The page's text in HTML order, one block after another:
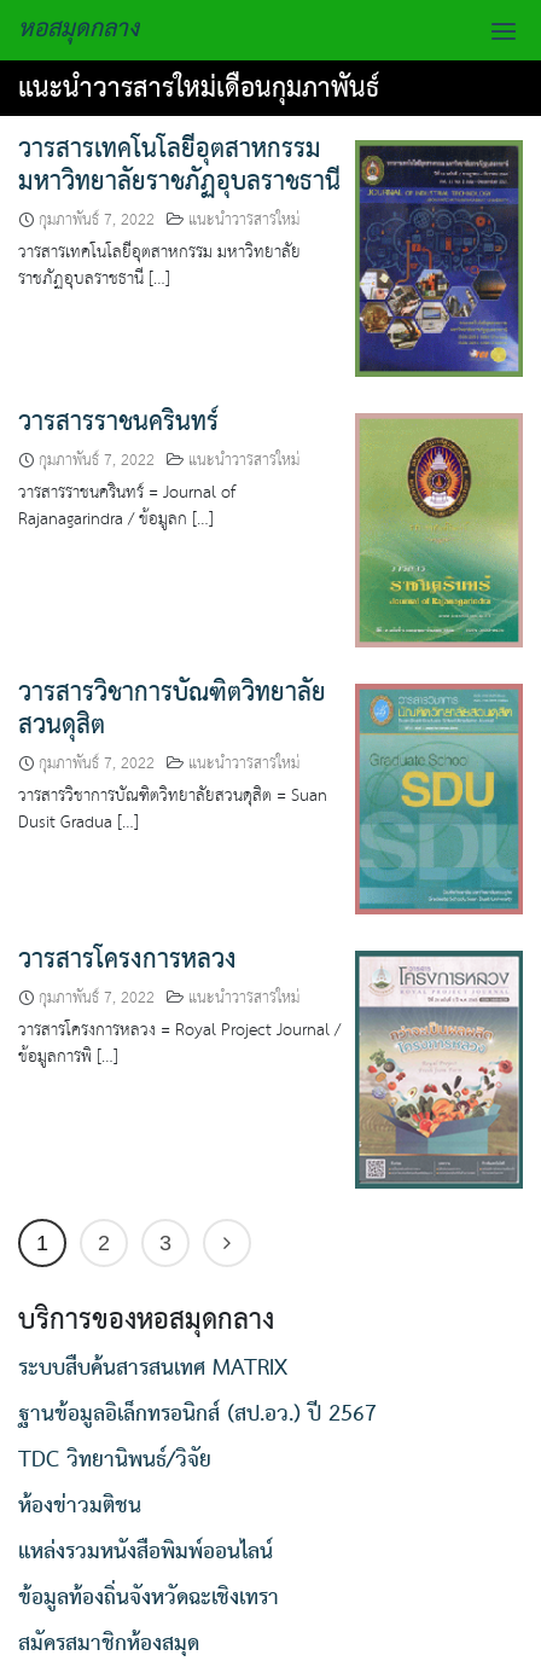
Skip
content
AEC Asian
E BOOK
E Books
การสมัครสมาชิกและต่ออายุบัตร11
การเข้าใช้ฐานข้อมูลอิเล็กทรอนิกส์จากเครือข่าย
ข้อมูลท้องถิ่นจังหวัดฉะเชิงเทรา
คู่มือการใช้ฐานข้อมูล
ฐานข้อมูลอิเล็กทรอนิกส์ (สป.อว.) ปี 2567 จำนวน 8
ฐาน
ติดต่อบรรณรักษ์
ทดสอบ
รหัสผ่าน มติชนออนไลน์
ระเบียบบริการยืม – คืน
แนะนำ e-book ฐานข้อมูล EBSCO จำนวน 22 เล่ม
ค้นหา
หอสมุดกลาง
แนะนำวารสารใหม่เดือนกุมภาพันธ์
วารสารเทคโนโลยีอุตสาหกรรม
มหาวิทยาลัยราชภัฏอุบลราชธานี
กุมภาพันธ์ 7, 2022 แนะนำวารสารใหม่
วารสารเทคโนโลยีอุตสาหกรรม มหาวิทยาลัย
ราชภัฏอุบลราชธานี […]
วารสารราชนครินทร์
กุมภาพันธ์ 7, 2022 แนะนำวารสารใหม่
วารสารราชนครินทร์ = Journal of
Rajanagarindra / ข้อมูลก […]
วารสารวิชาการบัณฑิตวิทยาลัย
สวนดุสิต
กุมภาพันธ์ 7, 2022 แนะนำวารสารใหม่
วารสารวิชาการบัณฑิตวิทยาลัยสวนดุสิต = Suan
Dusit Gradua […]
วารสารโครงการหลวง
กุมภาพันธ์ 7, 2022 แนะนำวารสารใหม่
วารสารโครงการหลวง = Royal Project Journal /
ข้อมูลการพิ […]
1 2 3
บริการของหอสมุดกลาง
ระบบสืบค้นสารสนเทศ MATRIX
ฐานข้อมูลอิเล็กทรอนิกส์ (สป.อว.) ปี 2567
TDC วิทยานิพนธ์/วิจัย
ห้องข่าวมติชน
แหล่งรวมหนังสือพิมพ์ออนไลน์
ข้อมูลท้องถิ่นจังหวัดฉะเชิงเทรา
สมัครสมาชิกห้องสมุด